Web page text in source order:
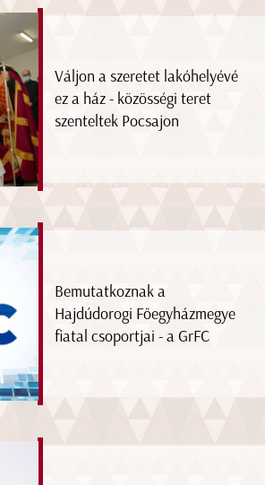
Váljon a szeretet lakóhelyévé
ez a ház - közösségi teret
szenteltek Pocsajon
Bemutatkoznak a
Hajdúdorogi Főegyházmegye
fiatal csoportjai - a GrFC